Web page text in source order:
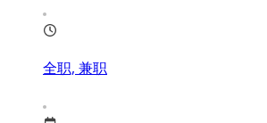
全职, 兼职